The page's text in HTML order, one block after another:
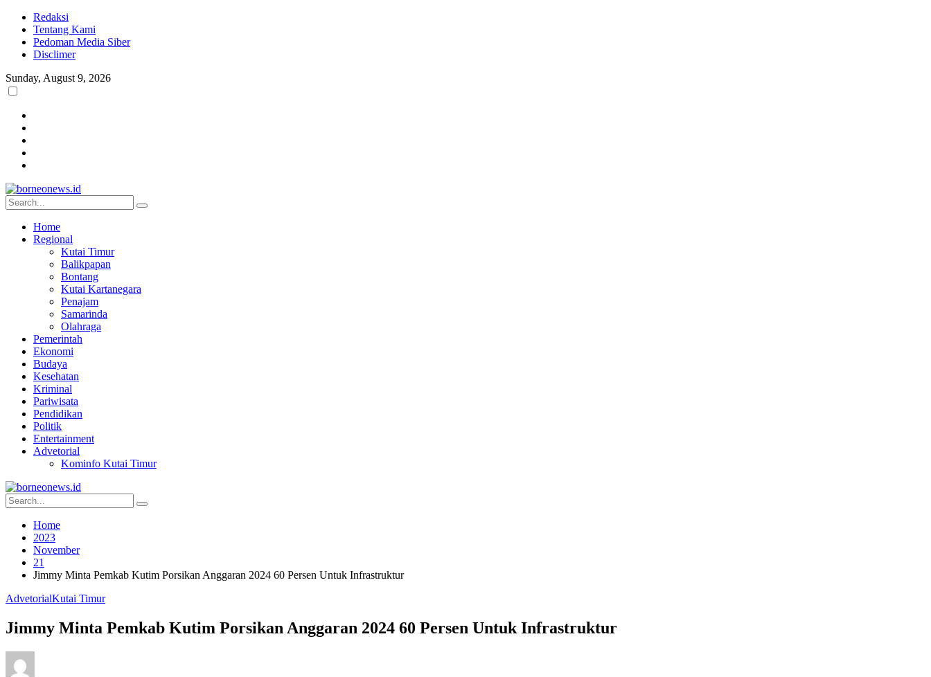
Redaksi
Tentang Kami
Pedoman Media Siber
Disclimer
Sunday, August 9, 2026
Home
Regional
Kutai Timur
Balikpapan
Bontang
Kutai Kartanegara
Penajam
Samarinda
Olahraga
Pemerintah
Ekonomi
Budaya
Kesehatan
Kriminal
Pariwisata
Pendidikan
Politik
Entertainment
Advetorial
Kominfo Kutai Timur
Home
2023
November
21
Jimmy Minta Pemkab Kutim Porsikan Anggaran 2024 60 Persen Untuk Infrastruktur
AdvetorialKutai Timur
Jimmy Minta Pemkab Kutim Porsikan Anggaran 2024 60 Persen Untuk Infrastruktur